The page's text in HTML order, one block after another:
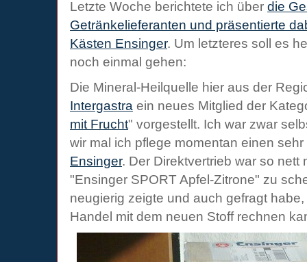
Letzte Woche berichtete ich über die
Getränkelieferanten und präsentierte
Kästen Ensinger. Um letzteres soll es
noch einmal gehen:
Die Mineral-Heilquelle hier aus der
Intergastra ein neues Mitglied der
mit Frucht" vorgestellt. Ich war zwar
wir mal ich pflege momentan einen
Ensinger. Der Direktvertrieb war so nett
"Ensinger SPORT Apfel-Zitrone" zu
neugierig zeigte und auch gefragt
Handel mit dem neuen Stoff rechnen